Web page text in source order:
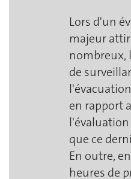
Lors d'un
majeur
nombreux,
de
en rapport
que ce
En outre,
heures de